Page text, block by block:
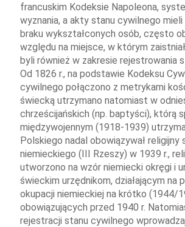
francuskim Kodeksie Napoleona,
wyznania, a akty stanu cywilnego
braku wykształconych osób, często
względu na miejsce, w którym
byli również w zakresie rejestrowania
Od 1826 r., na podstawie Kodeksu
cywilnego połączono z metrykami
świecką utrzymano natomiast w
chrześcijańskich (np. baptyści), którą
międzywojennym (1918-1939)
Polskiego nadal obowiązywał
niemieckiego (III Rzeszy) w 1939 r.,
utworzono na wzór niemiecki okręgi i
świeckim urzędnikom, działającym
okupacji niemieckiej na krótko (1944/
obowiązujących przed 1940 r.
rejestracji stanu cywilnego